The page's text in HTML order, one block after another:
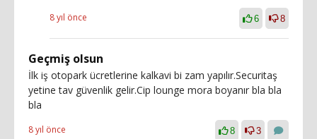
8 yıl önce 6 8
Geçmiş olsun
İlk iş otopark ücretlerine kalkavi bi zam yapılır.Securitaş
yetine tav güvenlik gelir.Cip lounge mora boyanır bla bla
bla
8 yıl önce 8 3